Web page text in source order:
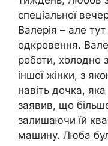
спеціальної
Валерія – але
одкровення.
роботи, холодно
іншої жінки, з
навіть дочка,
заявив, що
залишаючи їй
машину. Люба